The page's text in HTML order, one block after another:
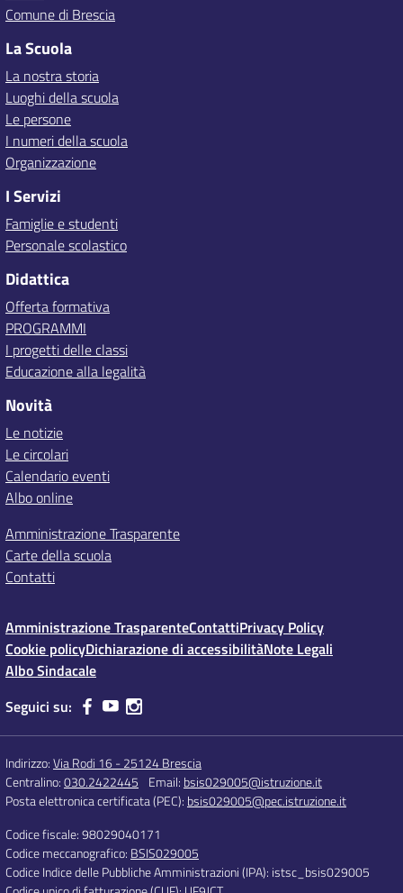
Comune di Brescia
La Scuola
La nostra storia
Luoghi della scuola
Le persone
I numeri della scuola
Organizzazione
I Servizi
Famiglie e studenti
Personale scolastico
Didattica
Offerta formativa
PROGRAMMI
I progetti delle classi
Educazione alla legalità
Novità
Le notizie
Le circolari
Calendario eventi
Albo online
Amministrazione Trasparente
Carte della scuola
Contatti
Amministrazione TrasparenteContattiPrivacy Policy
Cookie policyDichiarazione di accessibilitàNote Legali
Albo Sindacale
Seguici su:
Indirizzo:Via Rodi 16 - 25124 Brescia
Centralino:030.2422445 Email: bsis029005@istruzione.it
Posta elettronica certificata (PEC): bsis029005@pec.istruzione.it
Codice fiscale: 98029040171
Codice meccanografico: BSIS029005
Codice Indice delle Pubbliche Amministrazioni (IPA): istsc_bsis029005